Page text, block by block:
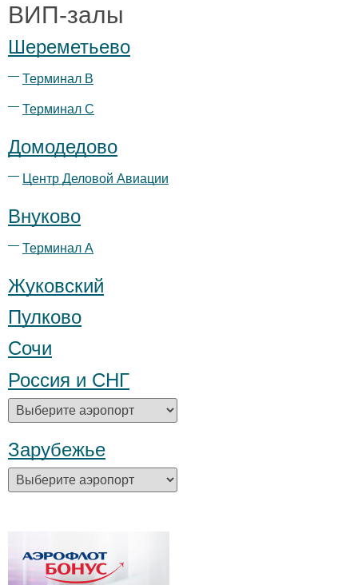
ВИП-залы
Шереметьево
Терминал B
Терминал С
Домодедово
Центр Деловой Авиации
Внуково
Терминал А
Жуковский
Пулково
Сочи
Россия и СНГ
Зарубежье